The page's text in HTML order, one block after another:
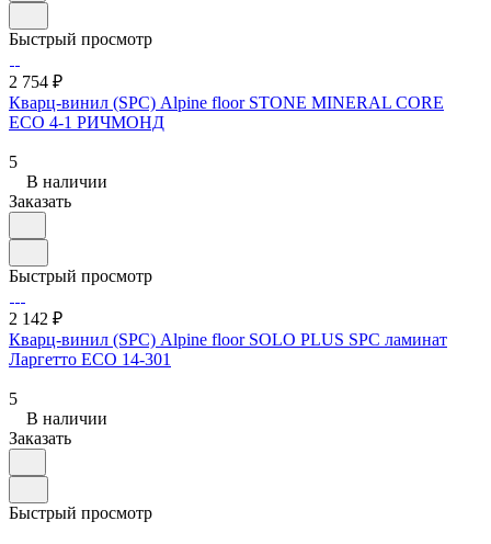
Быстрый просмотр
2 754 ₽
Кварц-винил (SPC) Alpine floor STONE MINERAL CORE
ЕСО 4-1 РИЧМОНД
5
В наличии
Заказать
Быстрый просмотр
2 142 ₽
Кварц-винил (SPC) Alpine floor SOLO PLUS SPC ламинат
Ларгетто ЕСО 14-301
5
В наличии
Заказать
Быстрый просмотр